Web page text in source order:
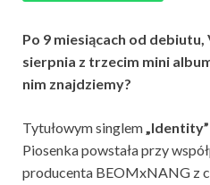
Po 9 miesiącach od debiutu,
sierpnia z trzecim mini
nim znajdziemy?
Tytułowym singlem„Identity”
Piosenka powstała przy
producenta BEOMxNANG z